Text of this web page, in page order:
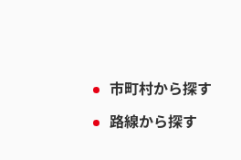
市町村から探す
路線から探す